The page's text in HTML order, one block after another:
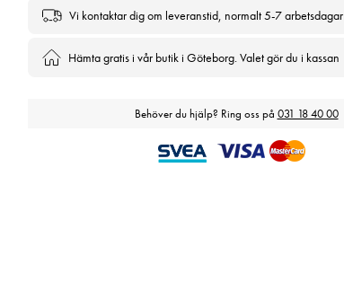
Vi kontaktar dig om leveranstid, normalt 5-7 arbetsdagar
Hämta gratis i vår butik i Göteborg. Valet gör du i kassan
Behöver du hjälp? Ring oss på 031 18 40 00